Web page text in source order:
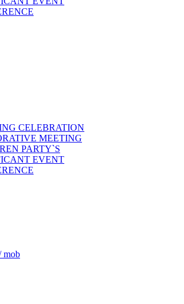
CELEBRATION
MEETING
PARTY`S
EVENT
mob